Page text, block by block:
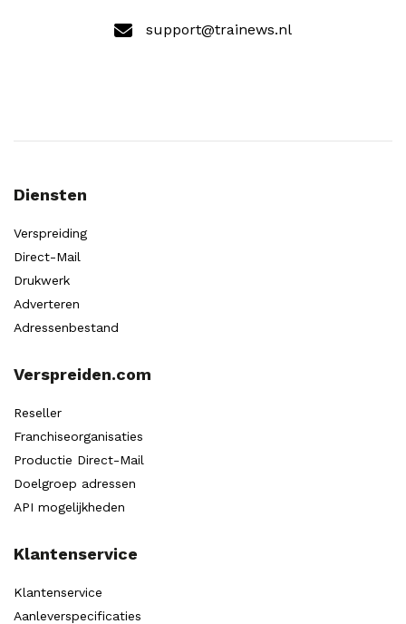
support@trainews.nl
Diensten
Verspreiding
Direct-Mail
Drukwerk
Adverteren
Adressenbestand
Verspreiden.com
Reseller
Franchiseorganisaties
Productie Direct-Mail
Doelgroep adressen
API mogelijkheden
Klantenservice
Klantenservice
Aanleverspecificaties